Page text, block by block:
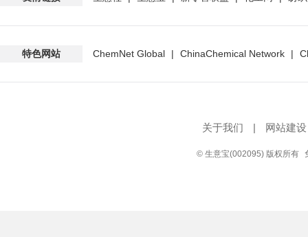
特色网站 ChemNet Global | ChinaChemical Network |
关于我们 | 网站建设
© 生意宝(002095) 版权所有